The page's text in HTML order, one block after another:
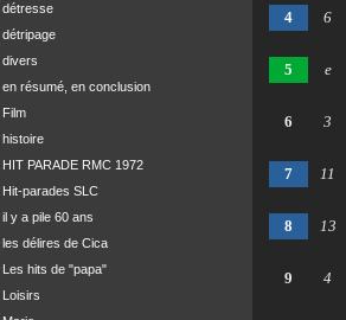
détresse
détripage
divers
en résumé, en conclusion
Film
histoire
HIT PARADE RMC 1972
Hit-parades SLC
il y a pile 60 ans
les délires de Cica
Les hits de "papa"
Loisirs
4
6
5
e
6
3
7
11
8
13
9
4